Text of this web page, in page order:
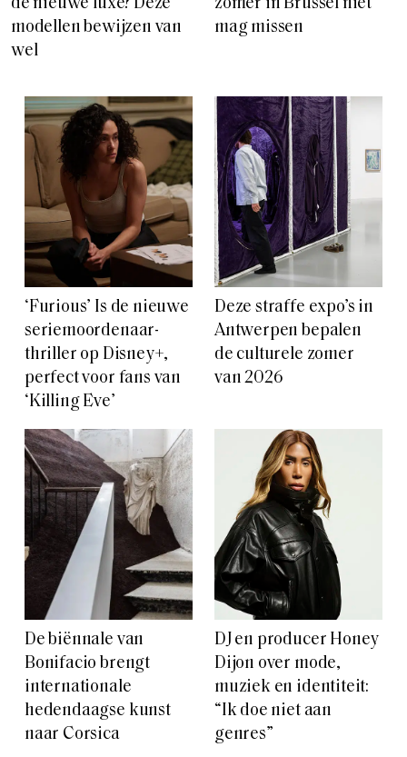
de nieuwe luxe? Deze
modellen bewijzen van
wel
zomer in Brussel niet
mag missen
‘Furious’ Is de nieuwe
seriemoordenaar-
thriller op Disney+,
perfect voor fans van
‘Killing Eve’
Deze straffe expo’s in
Antwerpen bepalen
de culturele zomer
van 2026
De biënnale van
Bonifacio brengt
internationale
hedendaagse kunst
naar Corsica
DJ en producer Honey
Dijon over mode,
muziek en identiteit:
“Ik doe niet aan
genres”